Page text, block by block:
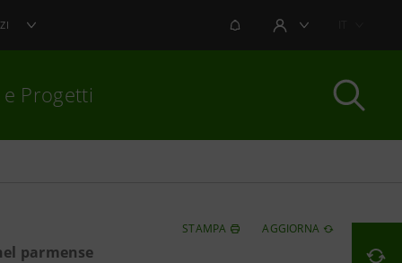
NOTIFICHEAREA UTENTE
e Progetti
STAMPA AGGIORNA
parmense